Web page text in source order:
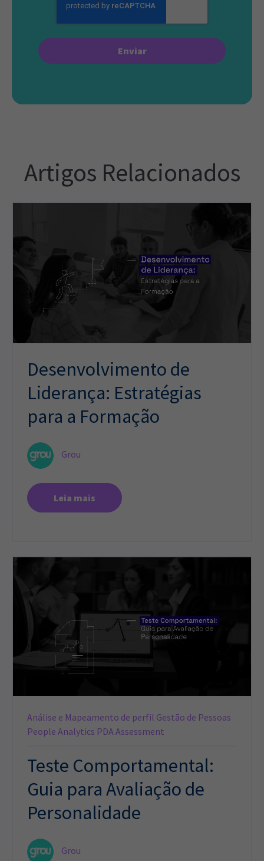
Artigos Relacionados
Desenvolvimento de
Liderança: Estratégias
para a Formação
Grou
Leia mais
Análise e Mapeamento de perfil Gestão de Pessoas
People Analytics PDA Assessment
Teste Comportamental:
Guia para Avaliação de
Personalidade
Grou